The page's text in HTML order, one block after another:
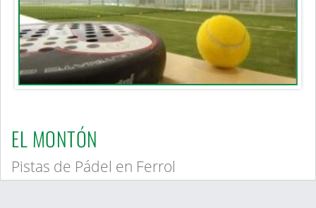
EL MONTÓN
Pistas de Pádel en Ferrol